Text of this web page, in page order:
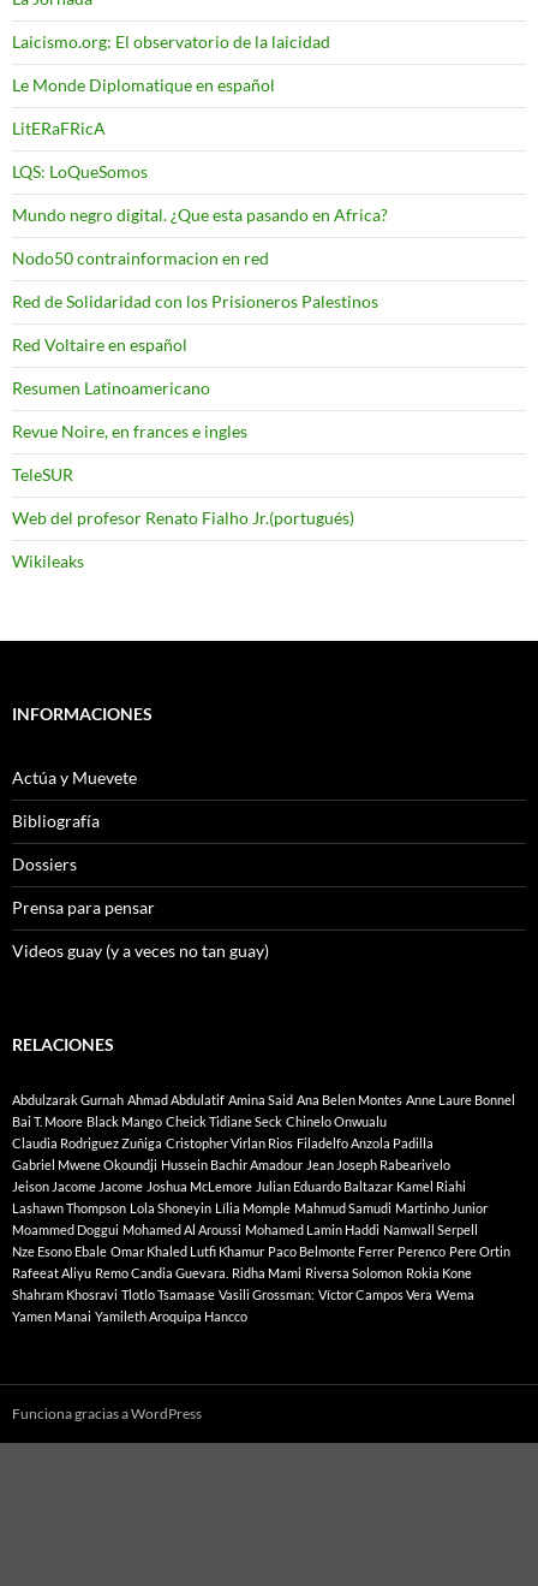
Laicismo.org: El observatorio de la laicidad
Le Monde Diplomatique en español
LitERaFRicA
LQS: LoQueSomos
Mundo negro digital. ¿Que esta pasando en Africa?
Nodo50 contrainformacion en red
Red de Solidaridad con los Prisioneros Palestinos
Red Voltaire en español
Resumen Latinoamericano
Revue Noire, en frances e ingles
TeleSUR
Web del profesor Renato Fialho Jr.(portugués)
Wikileaks
INFORMACIONES
Actúa y Muevete
Bibliografía
Dossiers
Prensa para pensar
Videos guay (y a veces no tan guay)
RELACIONES
Abdulzarak Gurnah Ahmad Abdulatif Amina Said Ana Belen Montes Anne Laure Bonnel
Bai T. Moore Black Mango Cheick Tidiane Seck Chinelo Onwualu
Claudia Rodriguez Zuñiga Cristopher Virlan Rios Filadelfo Anzola Padilla
Gabriel Mwene Okoundji Hussein Bachir Amadour Jean Joseph Rabearivelo
Jeison Jacome Jacome Joshua McLemore Julian Eduardo Baltazar Kamel Riahi
Lashawn Thompson Lola Shoneyin Lília Momple Mahmud Samudi Martinho Junior
Moammed Doggui Mohamed Al Aroussi Mohamed Lamin Haddi Namwall Serpell
Nze Esono Ebale Omar Khaled Lutfi Khamur Paco Belmonte Ferrer Perenco Pere Ortin
Rafeeat Aliyu Remo Candia Guevara. Ridha Mami Riversa Solomon Rokia Kone
Shahram Khosravi Tlotlo Tsamaase Vasili Grossman: Víctor Campos Vera Wema
Yamen Manai Yamileth Aroquipa Hancco
Funciona gracias a WordPress